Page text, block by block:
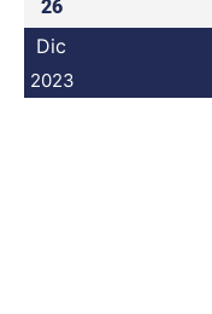
26
Dic
2023